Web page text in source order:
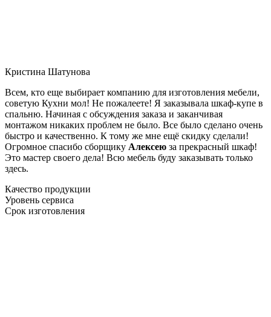
Кристина Шатунова
Всем, кто еще выбирает компанию для изготовления мебели,
советую Кухни мол! Не пожалеете! Я заказывала шкаф-купе в
спальню. Начиная с обсуждения заказа и заканчивая
монтажом никаких проблем не было. Все было сделано очень
быстро и качественно. К тому же мне ещё скидку сделали!
Огромное спасибо сборщику Алексею за прекрасный шкаф!
Это мастер своего дела! Всю мебель буду заказывать только
здесь.
Качество продукции
Уровень сервиса
Срок изготовления